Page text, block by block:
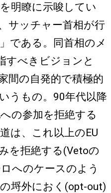
明瞭に示唆してい
サッチャー首相が行
である。同首相のメ
すべきビジョンと
間の自発的で積極的
うもの。90年代以降
の参加を拒絶する
は、これ以上のEU
を拒絶する(Vetoの
へのケースのよう
埒外におく(opt-out)